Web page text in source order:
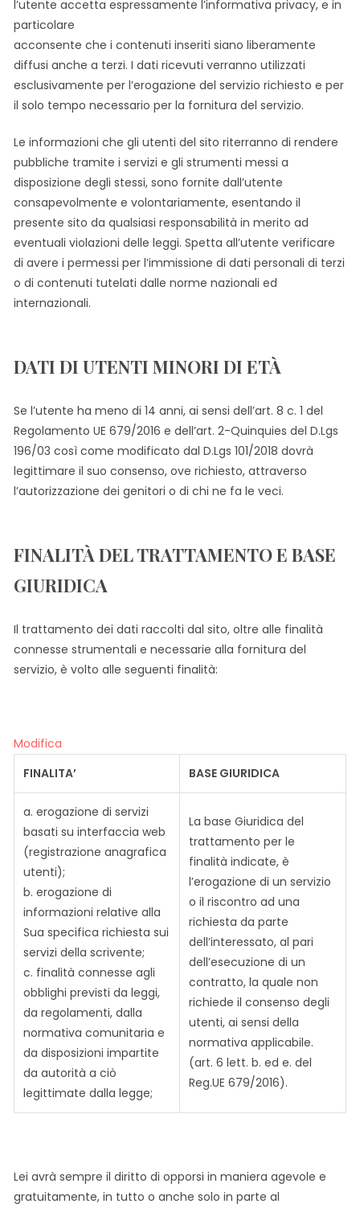
l’utente accetta espressamente l’informativa privacy, e in
particolare
acconsente che i contenuti inseriti siano liberamente
diffusi anche a terzi. I dati ricevuti verranno utilizzati
esclusivamente per l’erogazione del servizio richiesto e per
il solo tempo necessario per la fornitura del servizio.
Le informazioni che gli utenti del sito riterranno di rendere
pubbliche tramite i servizi e gli strumenti messi a
disposizione degli stessi, sono fornite dall’utente
consapevolmente e volontariamente, esentando il
presente sito da qualsiasi responsabilità in merito ad
eventuali violazioni delle leggi. Spetta all’utente verificare
di avere i permessi per l’immissione di dati personali di terzi
o di contenuti tutelati dalle norme nazionali ed
internazionali.
DATI DI UTENTI MINORI DI ETÀ
Se l’utente ha meno di 14 anni, ai sensi dell’art. 8 c. 1 del
Regolamento UE 679/2016 e dell’art. 2-Quinquies del D.Lgs
196/03 così come modificato dal D.Lgs 101/2018 dovrà
legittimare il suo consenso, ove richiesto, attraverso
l’autorizzazione dei genitori o di chi ne fa le veci.
FINALITÀ DEL TRATTAMENTO E BASE
GIURIDICA
Il trattamento dei dati raccolti dal sito, oltre alle finalità
connesse strumentali e necessarie alla fornitura del
servizio, è volto alle seguenti finalità:
Modifica
FINALITA’
BASE GIURIDICA
a. erogazione di servizi
basati su interfaccia web
(registrazione anagrafica
utenti);
b. erogazione di
informazioni relative alla
Sua specifica richiesta sui
servizi della scrivente;
c. finalità connesse agli
obblighi previsti da leggi,
da regolamenti, dalla
normativa comunitaria e
da disposizioni impartite
da autorità a ciò
legittimate dalla legge;
La base Giuridica del
trattamento per le
finalità indicate, è
l’erogazione di un servizio
o il riscontro ad una
richiesta da parte
dell’interessato, al pari
dell’esecuzione di un
contratto, la quale non
richiede il consenso degli
utenti, ai sensi della
normativa applicabile.
(art. 6 lett. b. ed e. del
Reg.UE 679/2016).
Lei avrà sempre il diritto di opporsi in maniera agevole e
gratuitamente, in tutto o anche solo in parte al